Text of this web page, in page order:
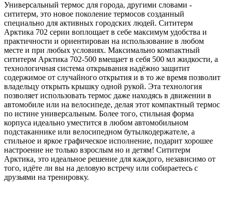
Универсальный термос для города, другими словами -
сититерм, это новое поколение термосов созданный
специально для активных городских людей. Сититерм
Арктика 702 серии воплощает в себе максимум удобства и
практичности и ориентирован на использование в любом
месте и при любых условиях. Максимально компактный
сититерм Арктика 702-500 вмещает в себя 500 мл жидкости, а
технологичная система открывания надёжно защитит
содержимое от случайного открытия и в то же время позволит
владельцу открыть крышку одной рукой. Эта технология
позволяет использовать термос даже находясь в движении в
автомобиле или на велосипеде, делая этот компактный термос
по истине универсальным. Более того, стильная форма
корпуса идеально уместится в любом автомобильном
подстаканнике или велосипедном бутылкодержателе, а
стильное и яркое графическое исполнение, подарит хорошее
настроение не только взрослым но и детям! Сититерм
Арктика, это идеальное решение для каждого, независимо от
того, идёте ли вы на деловую встречу или собираетесь с
друзьями на тренировку.